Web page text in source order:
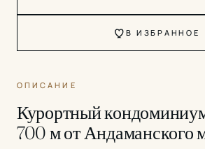
В ИЗБРАННОЕ
ОПИСАНИЕ
Курортный
700 м от Андаманского